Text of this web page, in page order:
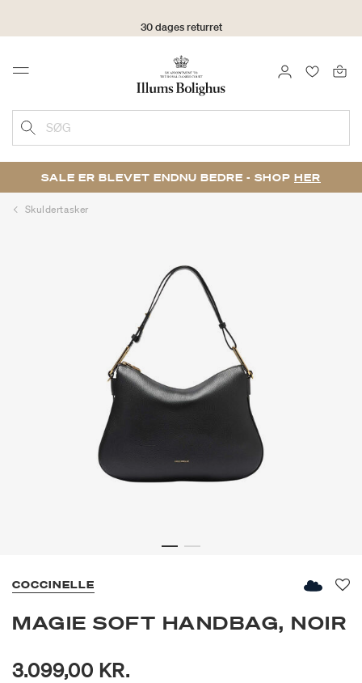
Menu LOG IND
SØG
SALE ER BLEVET ENDNU BEDRE - SHOP HER
Skuldertasker
COCCINELLE
MAGIE SOFT HANDBAG, NOIR
3.099,00 KR.